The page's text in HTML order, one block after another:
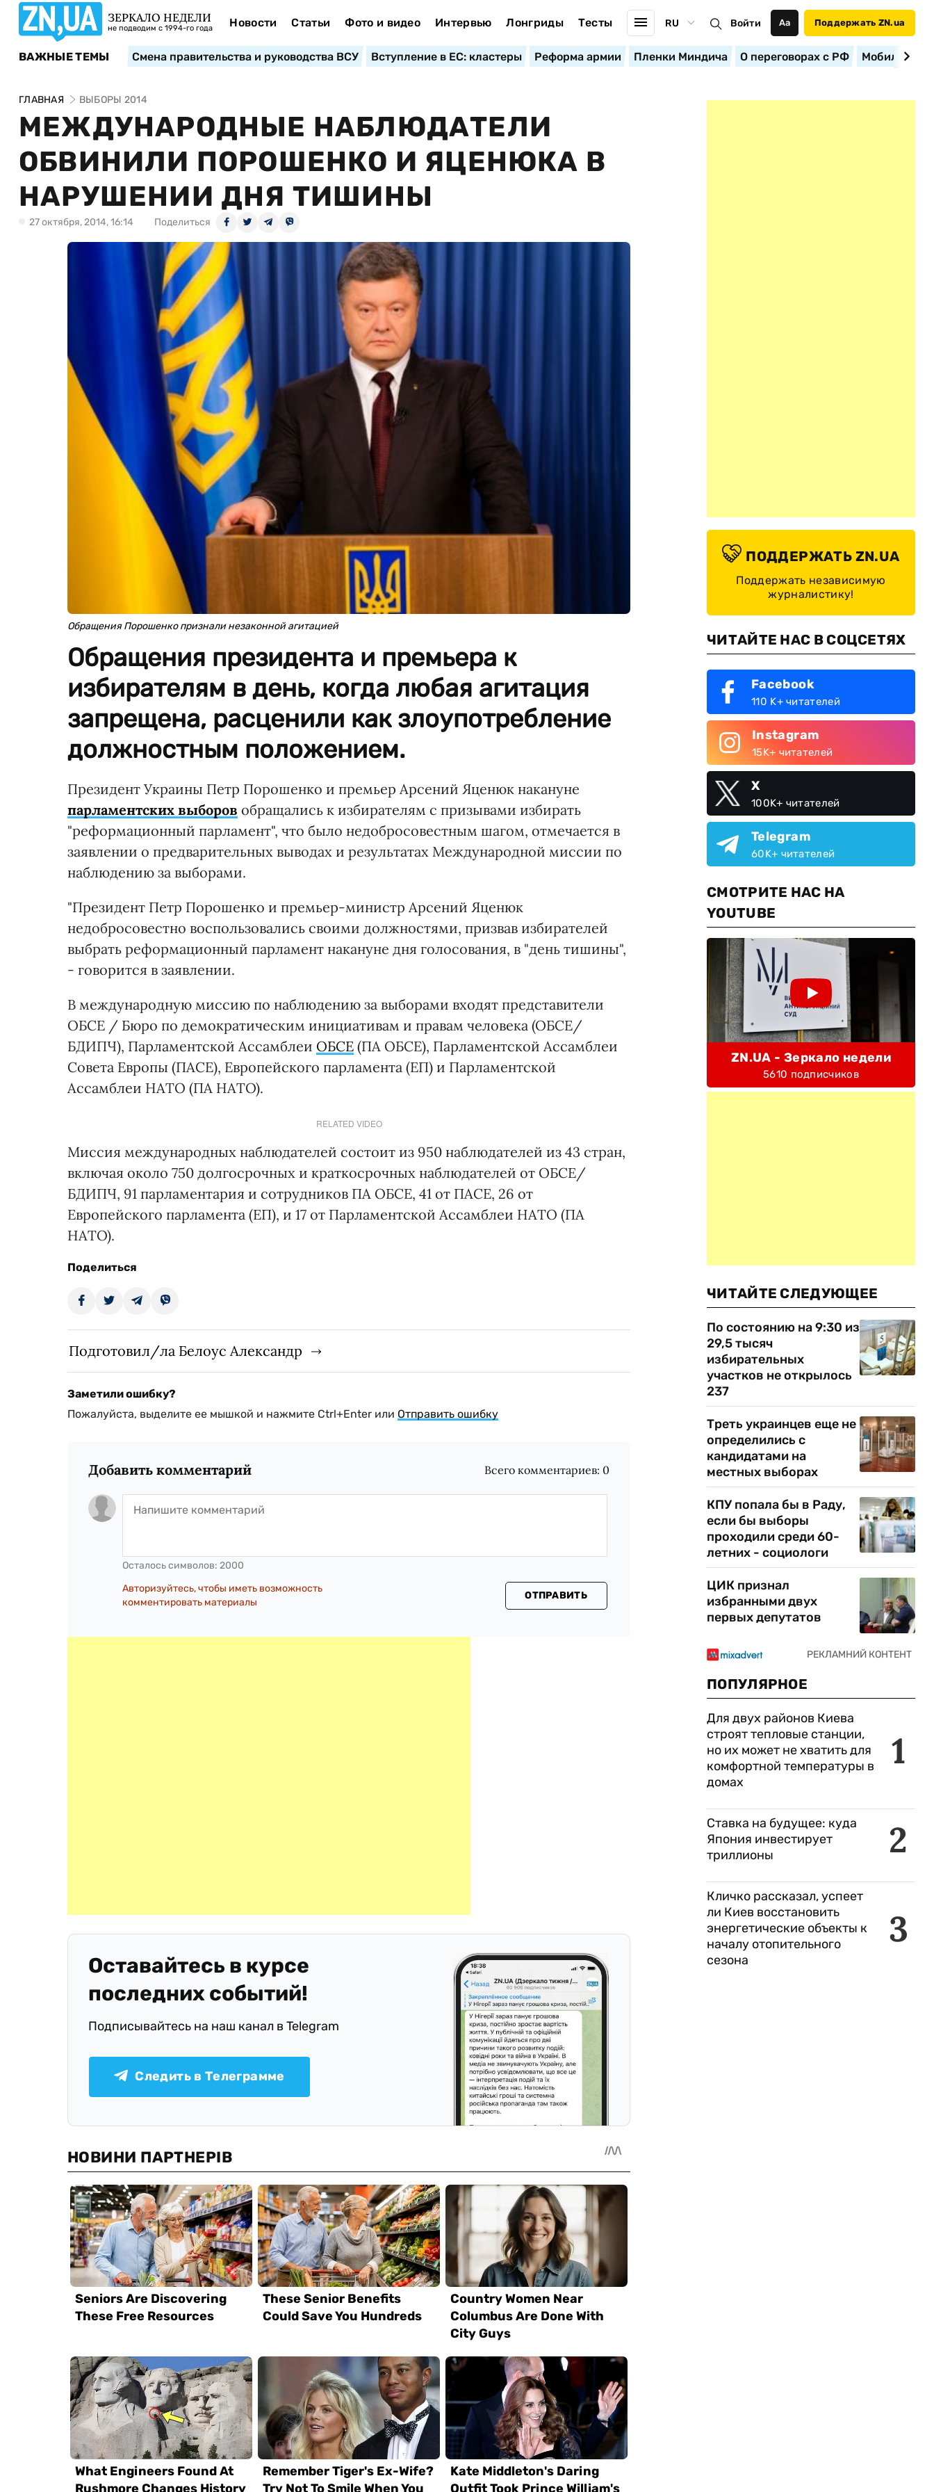
ЗЕРКАЛО НЕДЕЛИ
не подводим с 1994-го года Новости Статьи Фото и видео Интервью Лонгриды Тесты RU Войти Аа Поддержать ZN.ua
ВАЖНЫЕ ТЕМЫ Смена правительства и руководства ВСУ Вступление в ЕС: кластеры Реформа армии Пленки Миндича О переговорах с РФ
ГЛАВНАЯ ВЫБОРЫ 2014
МЕЖДУНАРОДНЫЕ НАБЛЮДАТЕЛИ
ОБВИНИЛИ ПОРОШЕНКО И ЯЦЕНЮКА В
НАРУШЕНИИ ДНЯ ТИШИНЫ
27 октября, 2014, 16:14 Поделиться
Обращения Порошенко признали незаконной агитацией
Обращения президента и премьера к
избирателям в день, когда любая агитация
запрещена, расценили как злоупотребление
должностным положением.
Президент Украины Петр Порошенко и премьер Арсений Яценюк накануне
парламентских выборов обращались к избирателям с призывами избирать
"реформационный парламент", что было недобросовестным шагом, отмечается в
заявлении о предварительных выводах и результатах Международной миссии по
наблюдению за выборами.
"Президент Петр Порошенко и премьер-министр Арсений Яценюк
недобросовестно воспользовались своими должностями, призвав избирателей
выбрать реформационный парламент накануне дня голосования, в "день тишины",
- говорится в заявлении.
В международную миссию по наблюдению за выборами входят представители
ОБСЕ / Бюро по демократическим инициативам и правам человека (ОБСЕ/
БДИПЧ), Парламентской Ассамблеи ОБСЕ (ПА ОБСЕ), Парламентской Ассамблеи
Совета Европы (ПАСЕ), Европейского парламента (ЕП) и Парламентской
Ассамблеи НАТО (ПА НАТО).
RELATED VIDEO
Миссия международных наблюдателей состоит из 950 наблюдателей из 43 стран,
включая около 750 долгосрочных и краткосрочных наблюдателей от ОБСЕ/
БДИПЧ, 91 парламентария и сотрудников ПА ОБСЕ, 41 от ПАСЕ, 26 от
Европейского парламента (ЕП), и 17 от Парламентской Ассамблеи НАТО (ПА
НАТО).
Поделиться
Подготовил/ла Белоус Александр
Заметили ошибку?
Пожалуйста, выделите ее мышкой и нажмите Ctrl+Enter или Отправить ошибку
Добавить комментарий Всего комментариев: 0
Осталось символов: 2000
Авторизуйтесь, чтобы иметь возможность
комментировать материалы
ОТПРАВИТЬ
Оставайтесь в курсе
последних событий!
Подписывайтесь на наш канал в Telegram
Следить в Телеграмме
ПОДДЕРЖАТЬ ZN.UA
Поддержать независимую
журналистику!
ЧИТАЙТЕ НАС В СОЦСЕТЯХ
Facebook
110 K+ читателей
Instagram
15K+ читателей
X
100K+ читателей
Telegram
60K+ читателей
СМОТРИТЕ НАС НА
YOUTUBE
ZN.UA - Зеркало недели
5610 подписчиков
ЧИТАЙТЕ СЛЕДУЮЩЕЕ
По состоянию на 9:30 из
29,5 тысяч
избирательных
участков не открылось
237
Треть украинцев еще не
определились с
кандидатами на
местных выборах
КПУ попала бы в Раду,
если бы выборы
проходили среди 60-
летних - социологи
ЦИК признал
избранными двух
первых депутатов
ПОПУЛЯРНОЕ
1
Для двух районов Киева
строят тепловые станции,
но их может не хватить для
комфортной температуры в
домах
2
Ставка на будущее: куда
Япония инвестирует
триллионы
3
Кличко рассказал, успеет
ли Киев восстановить
энергетические объекты к
началу отопительного
сезона